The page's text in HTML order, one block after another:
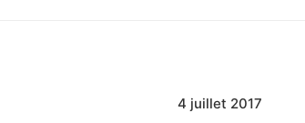
Posted
4 juillet 2017